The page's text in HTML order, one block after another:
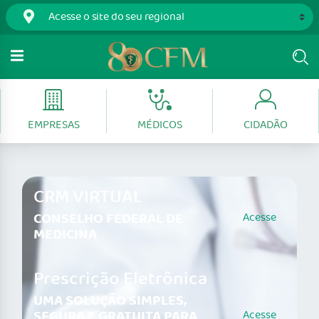
EMPRESAS MÉDICOS CIDADÃO
CRM VIRTUAL
CONSELHO FEDERAL DE
MEDICINA
Acesse
Prescrição Eletrônica
UMA SOLUÇÃO SIMPLES,
Acesse